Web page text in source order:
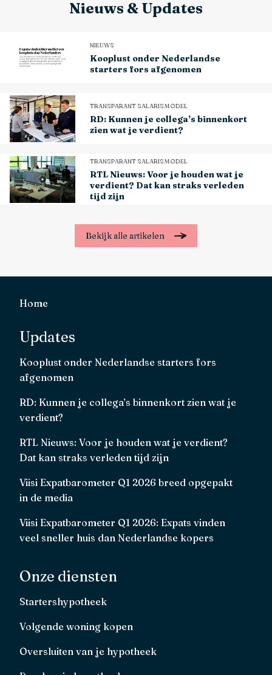
Nieuws & Updates
NIEUWS
Kooplust onder Nederlandse
starters fors afgenomen
TRANSPARANT SALARISMODEL
RD: Kunnen je collega’s binnenkort
zien wat je verdient?
TRANSPARANT SALARISMODEL
RTL Nieuws: Voor je houden wat je
verdient? Dat kan straks verleden
tijd zijn
bekijk alle artikelen
Home
Updates
Kooplust onder Nederlandse starters fors
afgenomen
RD: Kunnen je collega’s binnenkort zien wat je
verdient?
RTL Nieuws: Voor je houden wat je verdient?
Dat kan straks verleden tijd zijn
Viisi Expatbarometer Q1 2026 breed opgepakt
in de media
Viisi Expatbarometer Q1 2026: Expats vinden
veel sneller huis dan Nederlandse kopers
Onze diensten
Startershypotheek
Volgende woning kopen
Oversluiten van je hypotheek